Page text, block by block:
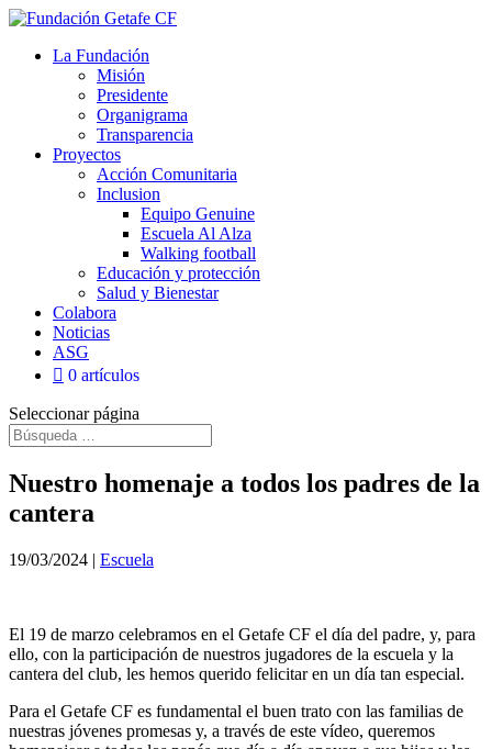
La Fundación
Misión
Presidente
Organigrama
Transparencia
Proyectos
Acción Comunitaria
Inclusion
Equipo Genuine
Escuela Al Alza
Walking football
Educación y protección
Salud y Bienestar
Colabora
Noticias
ASG
0 artículos
Seleccionar página
Nuestro homenaje a todos los padres de la
cantera
19/03/2024 | Escuela
El 19 de marzo celebramos en el Getafe CF el día del padre, y, para
ello, con la participación de nuestros jugadores de la escuela y la
cantera del club, les hemos querido felicitar en un día tan especial.
Para el Getafe CF es fundamental el buen trato con las familias de
nuestras jóvenes promesas y, a través de este vídeo, queremos